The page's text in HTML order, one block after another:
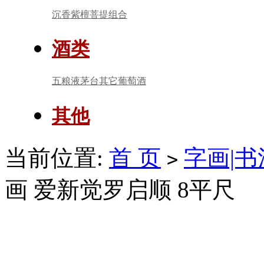
沉香紫檀菩提组合
酒类
五粮液茅台其它葡萄酒
其他
当前位置: 首 页 > 字画|书
画 爱新觉罗启顺 8平尺